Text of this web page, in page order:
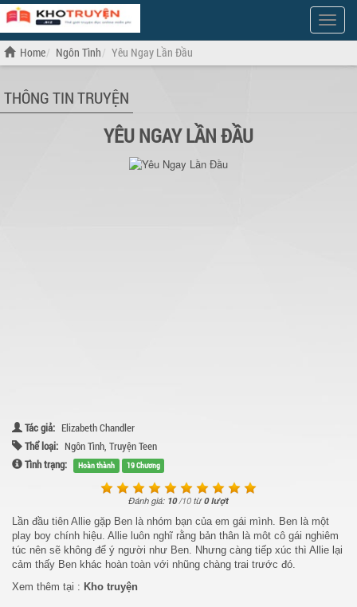
Show
Menu
Home Ngôn Tình Yêu Ngay Lần Đầu
THÔNG TIN TRUYỆN
YÊU NGAY LẦN ĐẦU
Tác giả: Elizabeth Chandler
Thể loại: Ngôn Tình, Truyện Teen
Tình trạng:
Hoàn thành 19 Chương
Đánh giá: 10/10 từ0 lượt
Lần đầu tiên Allie gặp Ben là nhóm bạn của em gái mình. Ben là một
play boy chính hiệu. Allie luôn nghĩ rằng bản thân là môt cô gái nghiêm
túc nên sẽ không để ý người như Ben. Nhưng càng tiếp xúc thì Allie lại
cảm thấy Ben khác hoàn toàn với nhũng chàng trai trước đó.
Xem thêm tại : Kho truyện